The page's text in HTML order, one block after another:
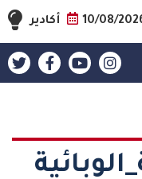
10/08/ أكادير